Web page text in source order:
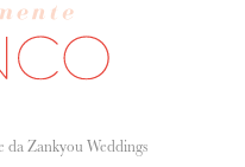
da Zankyou Weddings